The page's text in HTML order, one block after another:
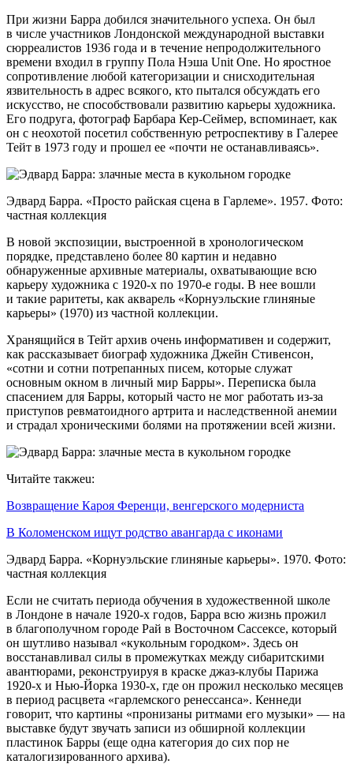
При жизни Барра добился значительного успеха. Он был
в числе участников Лондонской международной выставки
сюрреалистов 1936 года и в течение непродолжительного
времени входил в группу Пола Нэша Unit One. Но яростное
сопротивление любой категоризации и снисходительная
язвительность в адрес всякого, кто пытался обсуждать его
искусство, не способствовали развитию карьеры художника.
Его подруга, фотограф Барбара Кер-Сеймер, вспоминает, как
он с неохотой посетил собственную ретроспективу в Галерее
Тейт в 1973 году и прошел ее «почти не останавливаясь».
Эдвард Барра. «Просто райская сцена в Гарлеме». 1957. Фото:
частная коллекция
В новой экспозиции, выстроенной в хронологическом
порядке, представлено более 80 картин и недавно
обнаруженные архивные материалы, охватывающие всю
карьеру художника с 1920-х по 1970-е годы. В нее вошли
и такие раритеты, как акварель «Корнуэльские глиняные
карьеры» (1970) из частной коллекции.
Хранящийся в Тейт архив очень информативен и содержит,
как рассказывает биограф художника Джейн Стивенсон,
«сотни и сотни потрепанных писем, которые служат
основным окном в личный мир Барры». Переписка была
спасением для Барры, который часто не мог работать из-за
приступов ревматоидного артрита и наследственной анемии
и страдал хроническими болями на протяжении всей жизни.
Читайте такжеu:
Возвращение Кароя Ференци, венгерского модерниста
В Коломенском ищут родство авангарда с иконами
Эдвард Барра. «Корнуэльские глиняные карьеры». 1970. Фото:
частная коллекция
Если не считать периода обучения в художественной школе
в Лондоне в начале 1920-х годов, Барра всю жизнь прожил
в благополучном городе Рай в Восточном Сассексе, который
он шутливо называл «кукольным городком». Здесь он
восстанавливал силы в промежутках между сибаритскими
авантюрами, реконструируя в краске джаз-клубы Парижа
1920-х и Нью-Йорка 1930-х, где он прожил несколько месяцев
в период расцвета «гарлемского ренессанса». Кеннеди
говорит, что картины «пронизаны ритмами его музыки» — на
выставке будут звучать записи из обширной коллекции
пластинок Барры (еще одна категория до сих пор не
каталогизированного архива).